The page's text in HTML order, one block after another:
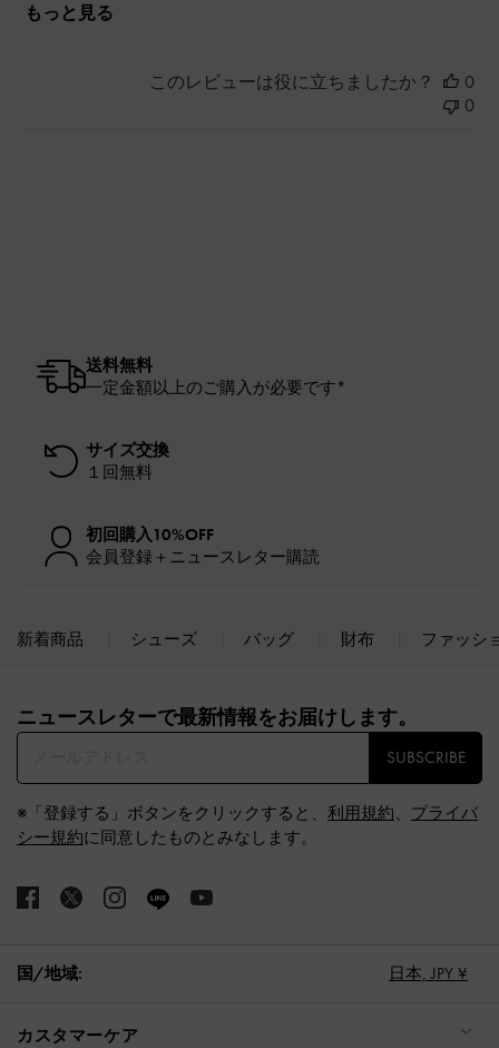
もっと見る
このレビューは役に立ちましたか？
0
0
送料無料
一定金額以上のご購入が必要です*
サイズ交換
１回無料
初回購入10%OFF
会員登録＋ニュースレター購読
新着商品 シューズ バッグ 財布 ファッシ
ニュースレターで最新情報をお届けします。​
SUBSCRIBE
※「登録する」ボタンをクリックすると、 利用規約、 プライバ
シー規約に同意したものとみなします。
国/地域: 日本, JPY ¥
カスタマーケア